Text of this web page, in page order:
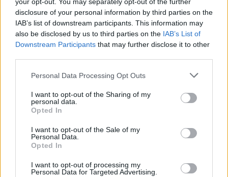
disclosure of your personal information by third parties on the
IAB’s list of downstream participants. This information may
also be disclosed by us to third parties on the IAB’s List of
Downstream Participants that may further disclose it to other
Personal Data Processing Opt Outs
I want to opt-out of the Sharing of my
personal data.
Opted In
I want to opt-out of the Sale of my
Personal Data.
Opted In
I want to opt-out of processing my
Personal Data for Targeted Advertising.
siguientes acciones
debería realizar?
Únicamente incluir palabras clave de concordancia exacta
Incluir palabras clave que estén relacionadas con los sitios
web que visitan sus clientes
Únicamente usar el Planificador de palabras clave para
identificar nuevas palabras clave
Usar una orientación agresiva para identificar nuevas
palabras clave
Click aquí para ver la respuesta
sitios web que visitan sus clientes